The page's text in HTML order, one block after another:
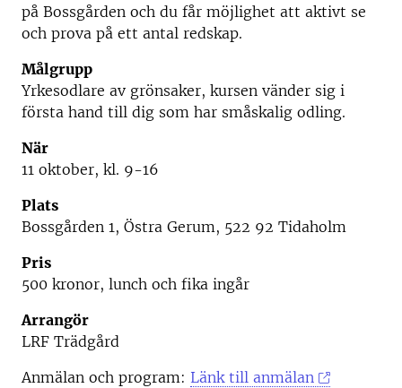
på Bossgården och du får möjlighet att aktivt se
och prova på ett antal redskap.
Målgrupp
Yrkesodlare av grönsaker, kursen vänder sig i
första hand till dig som har småskalig odling.
När
11 oktober, kl. 9-16
Plats
Bossgården 1, Östra Gerum, 522 92 Tidaholm
Pris
500 kronor, lunch och fika ingår
Arrangör
LRF Trädgård
Anmälan och program: Länk till anmälan